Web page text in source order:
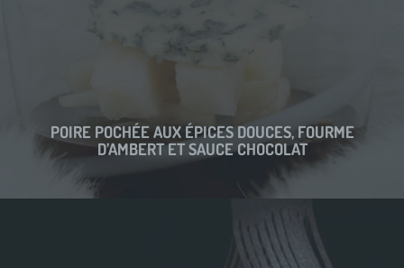
POIRE POCHÉE AUX ÉPICES DOUCES, FOURME
D’AMBERT ET SAUCE CHOCOLAT